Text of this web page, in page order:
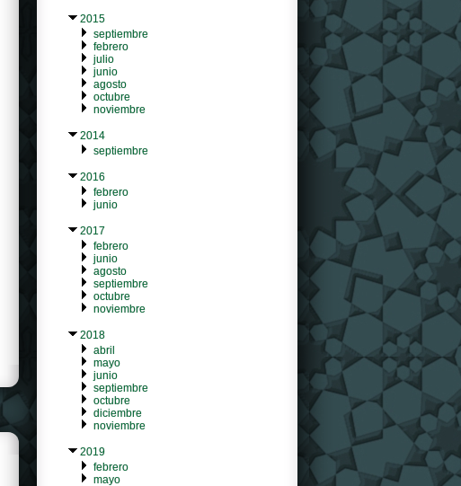
2015
septiembre
febrero
julio
junio
agosto
octubre
noviembre
2014
septiembre
2016
febrero
junio
2017
febrero
junio
agosto
septiembre
octubre
noviembre
2018
abril
mayo
junio
septiembre
octubre
diciembre
noviembre
2019
febrero
mayo